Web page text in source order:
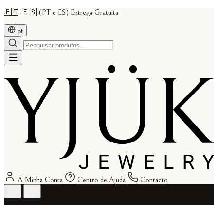
🇵🇹 🇪🇸 (PT e ES) Entrega Gratuita
pt
A Minha Conta Centro de Ajuda Contacto